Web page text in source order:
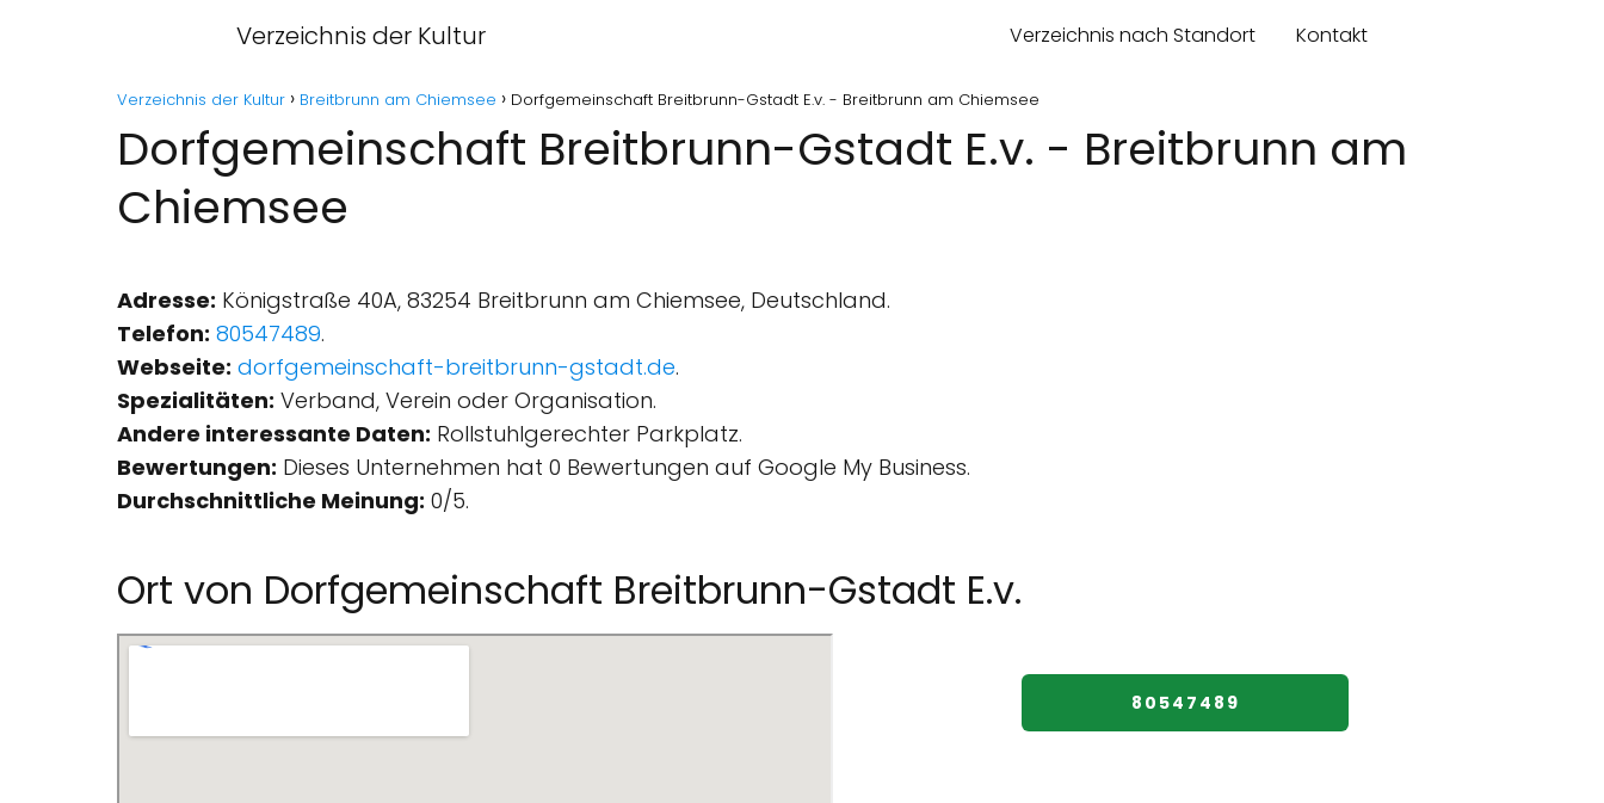
Verzeichnis der Kultur Verzeichnis nach Standort Kontakt
Verzeichnis der Kultur Breitbrunn am Chiemsee Dorfgemeinschaft Breitbrunn-Gstadt E.v. - Breitbrunn am Chiemsee
Dorfgemeinschaft Breitbrunn-Gstadt E.v. - Breitbrunn am
Chiemsee
Adresse: Königstraße 40A, 83254 Breitbrunn am Chiemsee, Deutschland.
Telefon: 80547489.
Webseite: dorfgemeinschaft-breitbrunn-gstadt.de.
Spezialitäten: Verband, Verein oder Organisation.
Andere interessante Daten: Rollstuhlgerechter Parkplatz.
Bewertungen: Dieses Unternehmen hat 0 Bewertungen auf Google My Business.
Durchschnittliche Meinung: 0/5.
Ort von Dorfgemeinschaft Breitbrunn-Gstadt E.v.
80547489